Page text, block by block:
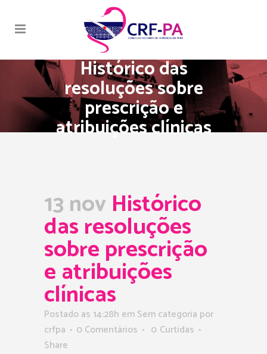
Histórico das
resoluções sobre
prescrição e
atribuições clínicas
13 nov Histórico
das resoluções
sobre prescrição
e atribuições
clínicas
Postado as 14:28h em Sem categoria por
crfpa
0 Comentários 0 Curtidas
Share